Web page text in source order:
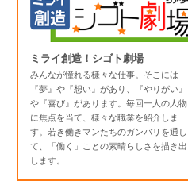
ミライ創造！シゴト劇場
みんなが憧れる様々な仕事。そこには
『夢』や『想い』があり、『やりがい』
や『喜び』があります。毎回一人の人物
に焦点を当て、様々な職業を紹介しま
す。若き働きマンたちのガンバリを通し
て、「働く」ことの素晴らしさを描き出
します。